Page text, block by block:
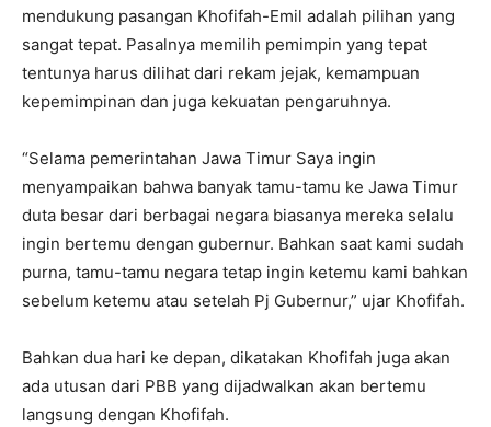
mendukung pasangan Khofifah-Emil adalah pilihan yang
sangat tepat. Pasalnya memilih pemimpin yang tepat
tentunya harus dilihat dari rekam jejak, kemampuan
kepemimpinan dan juga kekuatan pengaruhnya.
“Selama pemerintahan Jawa Timur Saya ingin
menyampaikan bahwa banyak tamu-tamu ke Jawa Timur
duta besar dari berbagai negara biasanya mereka selalu
ingin bertemu dengan gubernur. Bahkan saat kami sudah
purna, tamu-tamu negara tetap ingin ketemu kami bahkan
sebelum ketemu atau setelah Pj Gubernur,” ujar Khofifah.
Bahkan dua hari ke depan, dikatakan Khofifah juga akan
ada utusan dari PBB yang dijadwalkan akan bertemu
langsung dengan Khofifah.